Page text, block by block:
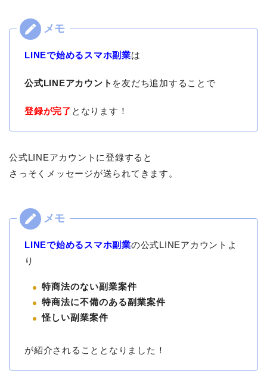
LINEで始めるスマホ副業は
公式LINEアカウント を友だち追加することで
登録が完了 となります！
公式LINEアカウントに登録すると
さっそくメッセージが送られてきます。
LINEで始めるスマホ副業の公式LINEアカウントよ
り
特商法のない副業案件
特商法に不備のある副業案件
怪しい副業案件
が紹介されることとなりました！